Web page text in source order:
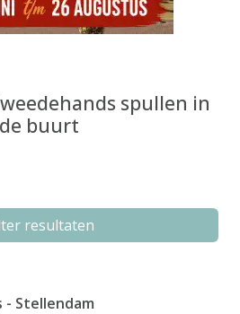
spullen in
de buurt
resultaten
- Stellendam